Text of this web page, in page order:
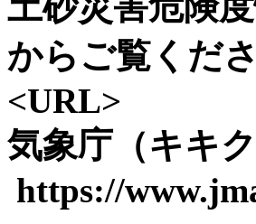
からご覧くださ
<URL>
気象庁（キキク
https://